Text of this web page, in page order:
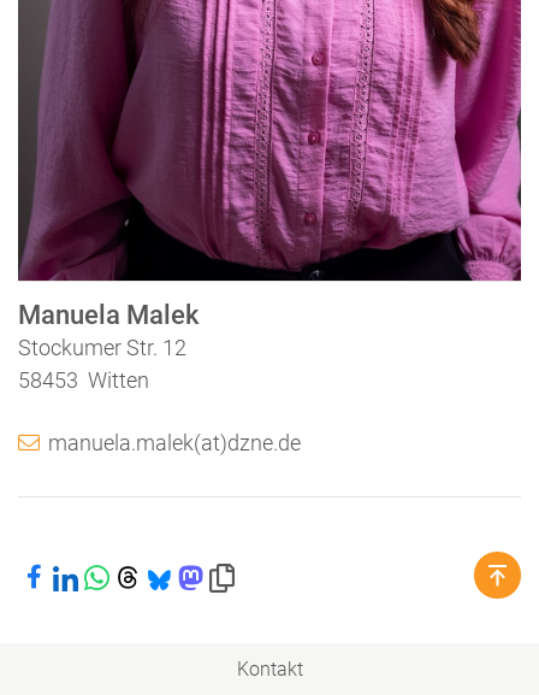
Manuela Malek
Stockumer Str. 12
58453 Witten
manuela.malek(at)dzne.de
Bei Facebook teilen
Bei LinkedIn teilen
Bei WhatsApp teilen
Bei Threads teilen
Bei Bluesky teilen
Bei Mastodon teilen
Link in die Zwischenablage kopieren
Kontakt